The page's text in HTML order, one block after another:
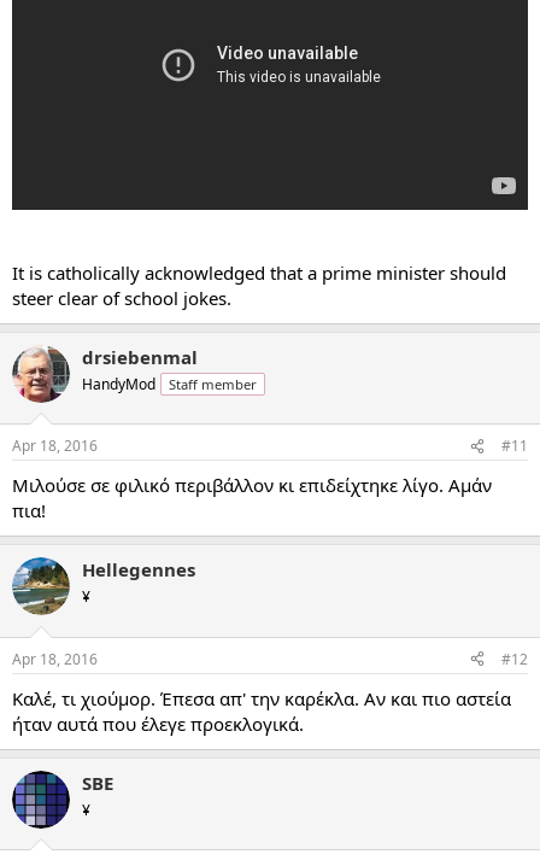
It is catholically acknowledged that a prime minister should
steer clear of school jokes.
drsiebenmal
HandyMod Staff member
Apr 18, 2016 #11
Μιλούσε σε φιλικό περιβάλλον κι επιδείχτηκε λίγο. Αμάν
πια!
Hellegennes
¥
Apr 18, 2016 #12
Καλέ, τι χιούμορ. Έπεσα απ' την καρέκλα. Αν και πιο αστεία
ήταν αυτά που έλεγε προεκλογικά.
SBE
¥